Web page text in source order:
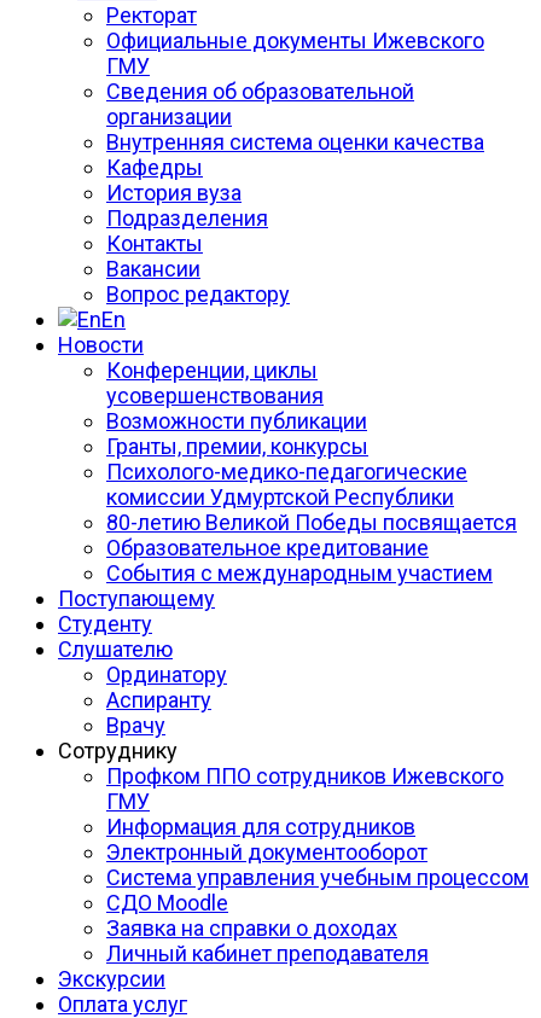
Ректорат
Официальные документы Ижевского
ГМУ
Сведения об образовательной
организации
Внутренняя система оценки качества
Кафедры
История вуза
Подразделения
Контакты
Вакансии
Вопрос редактору
En
Новости
Конференции, циклы
усовершенствования
Возможности публикации
Гранты, премии, конкурсы
Психолого-медико-педагогические
комиссии Удмуртской Республики
80-летию Великой Победы посвящается
Образовательное кредитование
События с международным участием
Поступающему
Студенту
Слушателю
Ординатору
Аспиранту
Врачу
Сотруднику
Профком ППО сотрудников Ижевского
ГМУ
Информация для сотрудников
Электронный документооборот
Система управления учебным процессом
СДО Moodle
Заявка на справки о доходах
Личный кабинет преподавателя
Экскурсии
Оплата услуг